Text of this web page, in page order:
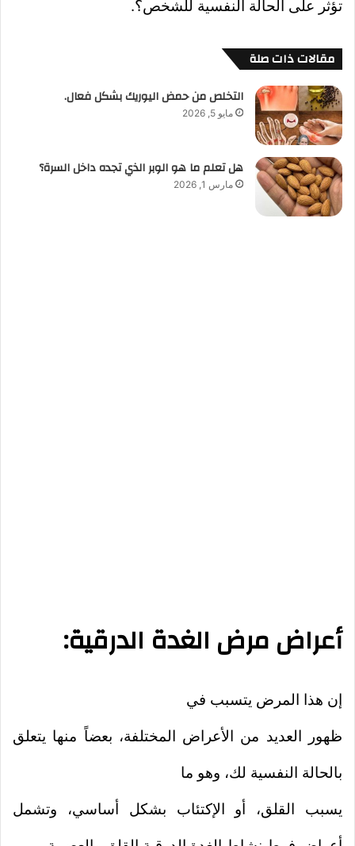
تؤثر على الحالة النفسية للشخص؟.
مقالات ذات صلة
التخلص من حمض اليوريك بشكل فعال.
مايو 5, 2026
هل تعلم ما هو الوبر الذي تجده داخل السرة؟
مارس 1, 2026
أعراض مرض الغدة الدرقية:
إن هذا المرض يتسبب في
ظهور العديد من الأعراض المختلفة، بعضاً منها يتعلق
بالحالة النفسية لك، وهو ما
يسبب القلق، أو الإكتئاب بشكل أساسي، وتشمل